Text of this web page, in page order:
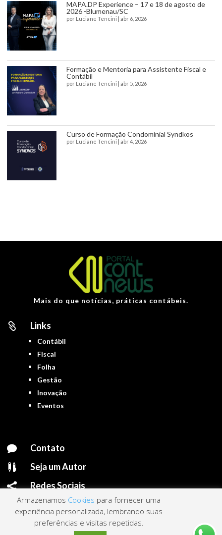
MAPA.DP Experience – 17 e 18 de agosto de
2026 -Blumenau/SC
por Luciane Tencini | abr 6, 2026
Formação e Mentoria para Assistente Fiscal e
Contábil
por Luciane Tencini | abr 5, 2026
Curso de Formação Condominial Syndkos
por Luciane Tencini | abr 4, 2026
Mais do que notícias, práticas contábeis.
 Links
Contábil
Fiscal
Folha
Gestão
Inovação
Eventos
 Contato
 Seja um Autor
 Redes Sociais
Portal ContNews © 2022 – Todos os direitos reservados | Mantido porLink
Armazenamos Cookies para fornecer uma
experiência personalizada, lembrando suas
preferências e visitas repetidas.